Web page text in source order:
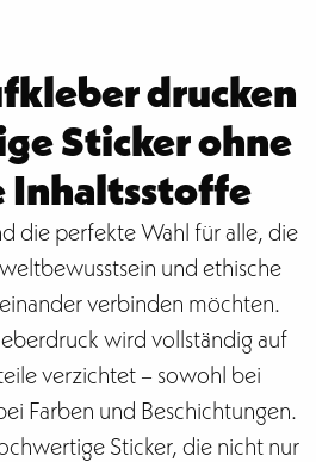
drucken
Sticker ohne
Inhaltsstoffe
die perfekte Wahl für alle, die
und ethische
verbinden möchten.
wird vollständig auf
verzichtet – sowohl bei
Farben und Beschichtungen.
Sticker, die nicht nur